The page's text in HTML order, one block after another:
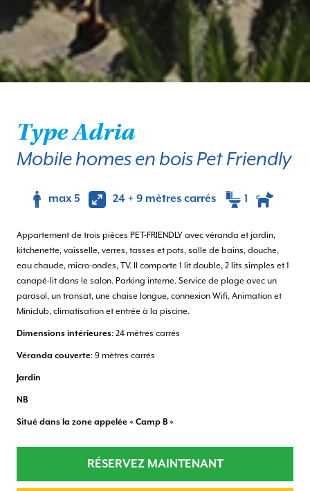
Type Adria
Mobile homes en bois Pet Friendly
max 5 24 + 9 mètres carrés 1
Appartement de trois pièces PET-FRIENDLY avec véranda et jardin,
kitchenette, vaisselle, verres, tasses et pots, salle de bains, douche,
eau chaude, micro-ondes, TV. Il comporte 1 lit double, 2 lits simples et 1
canapé-lit dans le salon. Parking interne. Service de plage avec un
parasol, un transat, une chaise longue, connexion Wifi, Animation et
Miniclub, climatisation et entrée à la piscine.
Dimensions intérieures: 24 mètres carrés
Véranda couverte: 9 mètres carrés
Jardin
NB
Situé dans la zone appelée « Camp B »
RÉSERVEZ MAINTENANT